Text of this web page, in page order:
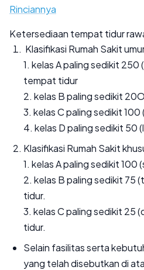
Rinciannya
Ketersediaan tempat tidur
Klasifikasi Rumah Sakit
1. kelas A paling sedikit 250
tempat tidur
2. kelas B paling sedikit
3. kelas C paling sedikit
4. kelas D paling sedikit 50
Klasifikasi Rumah Sakit
1. kelas A paling sedikit
2. kelas B paling sedikit 75
tidur.
3. kelas C paling sedikit 25
tidur.
Selain fasilitas serta
yang telah disebutkan di